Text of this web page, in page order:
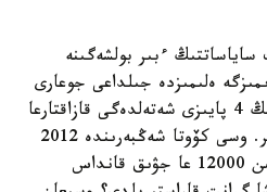
ءبىر بولشەگىنە
ەلىمىزدە جىلداعى جوعارى
ءبىلىم الۋعا بولىنەتىن گرانتتىڭ 4 پايىزى شەتەلدەگى قازاقتارعا
بەرىلەتىنى تۇرتكى بولىپ وتىر. وسى كۆوتا شەڭبەرىندە 2012
-جىلدان 2025 -جىلعا دەيىن 12000 عا جۋىق قانداس